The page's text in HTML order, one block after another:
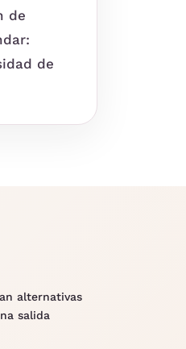
de
de
alternativas
salida